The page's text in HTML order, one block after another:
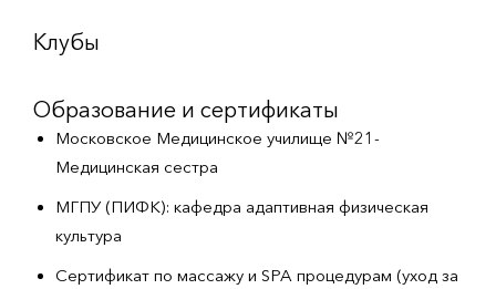
Клубы
Образование и сертификаты
Московское Медицинское училище №21-
Медицинская сестра
МГПУ (ПИФК): кафедра адаптивная физическая
культура
Сертификат по массажу и SPA процедурам (уход за